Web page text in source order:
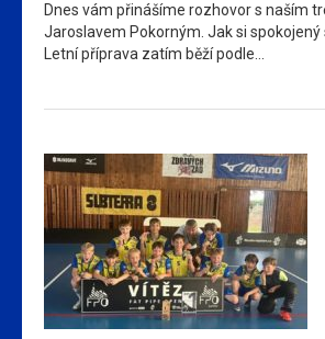
Dnes vám přinášíme rozhovor s naším
Jaroslavem Pokorným. Jak si spokojený
Letní příprava zatím běží podle…